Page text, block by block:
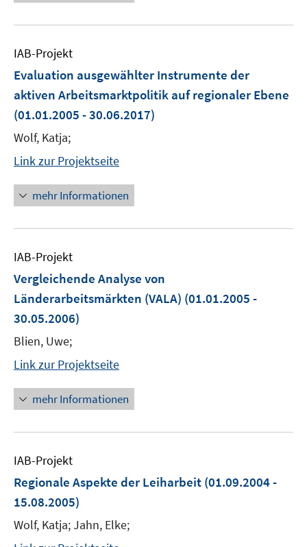
IAB-Projekt
Evaluation ausgewählter Instrumente der
aktiven Arbeitsmarktpolitik auf regionaler Ebene
(01.01.2005 - 30.06.2017)
Wolf, Katja;
Link zur Projektseite
mehr Informationen
IAB-Projekt
Vergleichende Analyse von
Länderarbeitsmärkten (VALA) (01.01.2005 -
30.05.2006)
Blien, Uwe;
Link zur Projektseite
mehr Informationen
IAB-Projekt
Regionale Aspekte der Leiharbeit (01.09.2004 -
15.08.2005)
Wolf, Katja; Jahn, Elke;